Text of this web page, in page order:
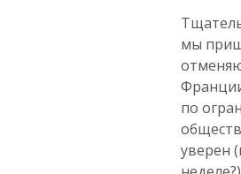
мы
по
уверен